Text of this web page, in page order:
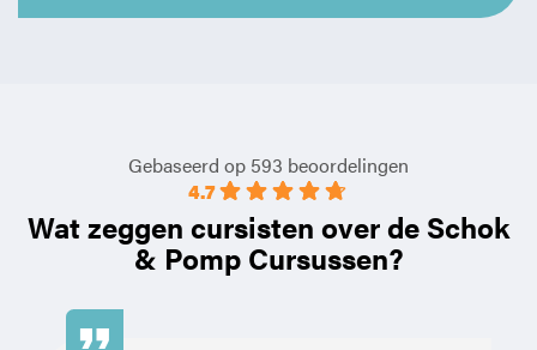
Wat zeggen cursisten over de Schok
& Pomp Cursussen?
4.7
Gebaseerd op 593 beoordelingen